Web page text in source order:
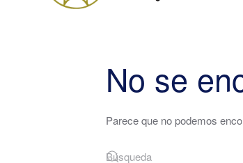
No se
Parece que no podemos